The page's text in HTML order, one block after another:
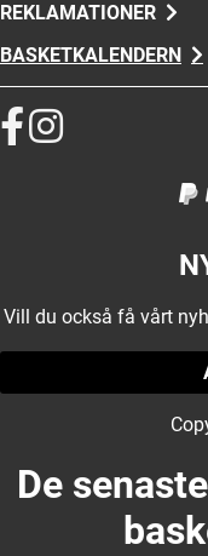
REKLAMATIONER
BASKETKALENDERN
Vill du också få vårt
De